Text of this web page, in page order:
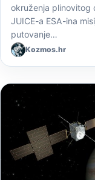
okruženja plinovitog
JUICE-a ESA-ina
putovanje…
Kozmos.hr